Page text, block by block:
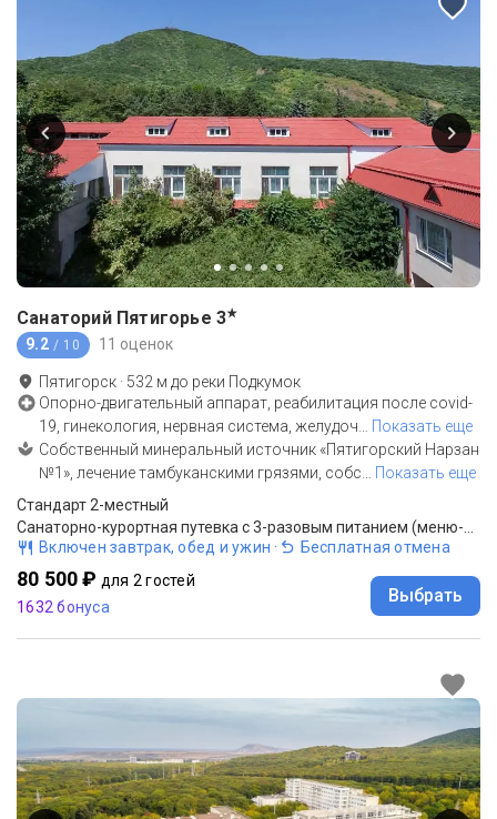
Санаторий Пятигорье 3★
9.2 / 10 11 оценок
Пятигорск · 532 м до реки Подкумок
Опорно-двигательный аппарат, реабилитация после covid-
19, гинекология, нервная система, желудоч
Показать еще
Собственный минеральный источник «Пятигорский Нарзан
№1», лечение тамбуканскими грязями, собс
Показать еще
Стандарт 2-местный
Включен завтрак, обед и ужин · Бесплатная отмена
80 500 ₽ для 2 гостей
1632 бонуса
Выбрать